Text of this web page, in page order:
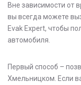
Вне зависимости от
вы всегда можете
Evak Expert, чтобы
автомобиля.
Первый способ –
Хмельницком. Если